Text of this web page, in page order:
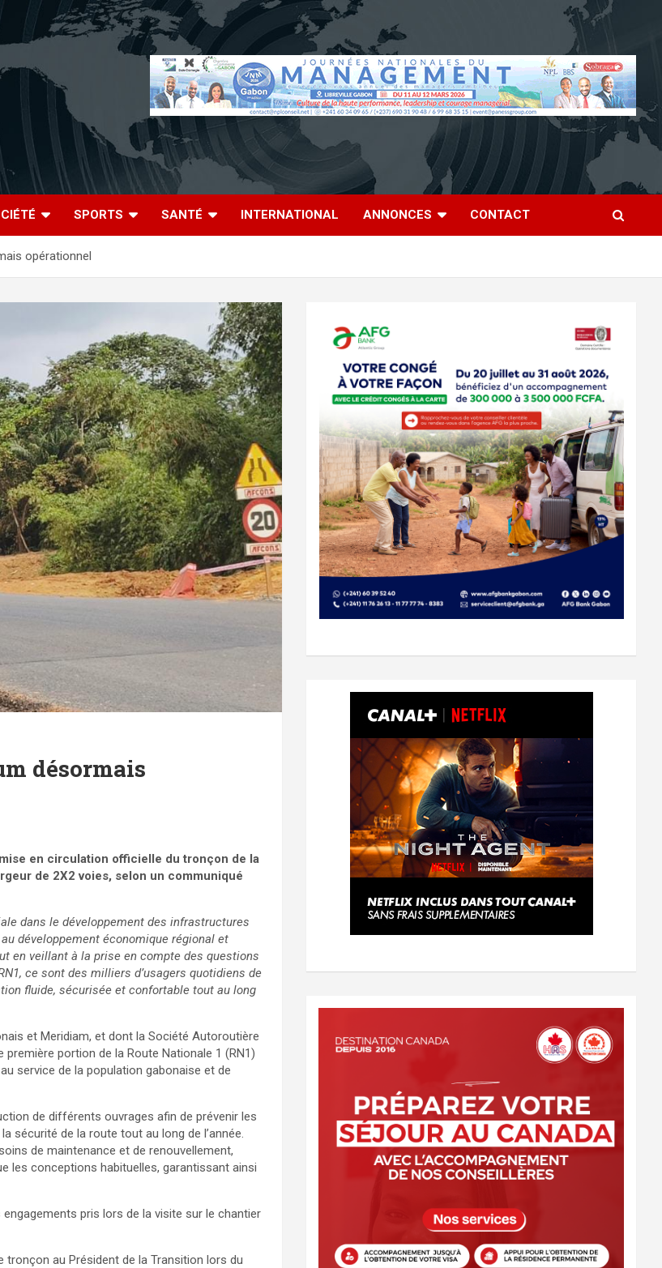
SPORTS SANTÉ INTERNATIONAL ANNONCES CONTACT
opérationnel
désormais
en circulation officielle du tronçon de la
de 2X2 voies, selon un communiqué
dans le développement des infrastructures
développement économique régional et
en veillant à la prise en compte des questions
ce sont des milliers d’usagers quotidiens de
fluide, sécurisée et confortable tout au long
et Meridiam, et dont la Société Autoroutière
portion de la Route Nationale 1 (RN1)
service de la population gabonaise et de
de différents ouvrages afin de prévenir les
sécurité de la route tout au long de l’année.
de maintenance et de renouvellement,
les conceptions habituelles, garantissant ainsi
pris lors de la visite sur le chantier
tronçon au Président de la Transition lors du